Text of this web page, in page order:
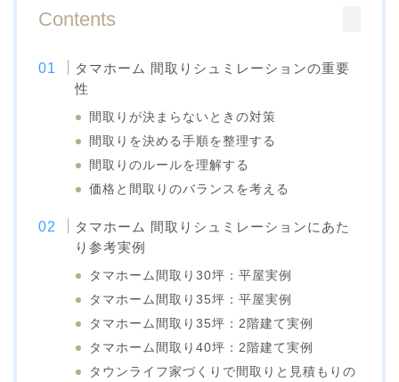
Contents
タマホーム 間取りシュミレーションの重要
性
間取りが決まらないときの対策
間取りを決める手順を整理する
間取りのルールを理解する
価格と間取りのバランスを考える
タマホーム 間取りシュミレーションにあた
り参考実例
タマホーム間取り30坪：平屋実例
タマホーム間取り35坪：平屋実例
タマホーム間取り35坪：2階建て実例
タマホーム間取り40坪：2階建て実例
タウンライフ家づくりで間取りと見積もりの